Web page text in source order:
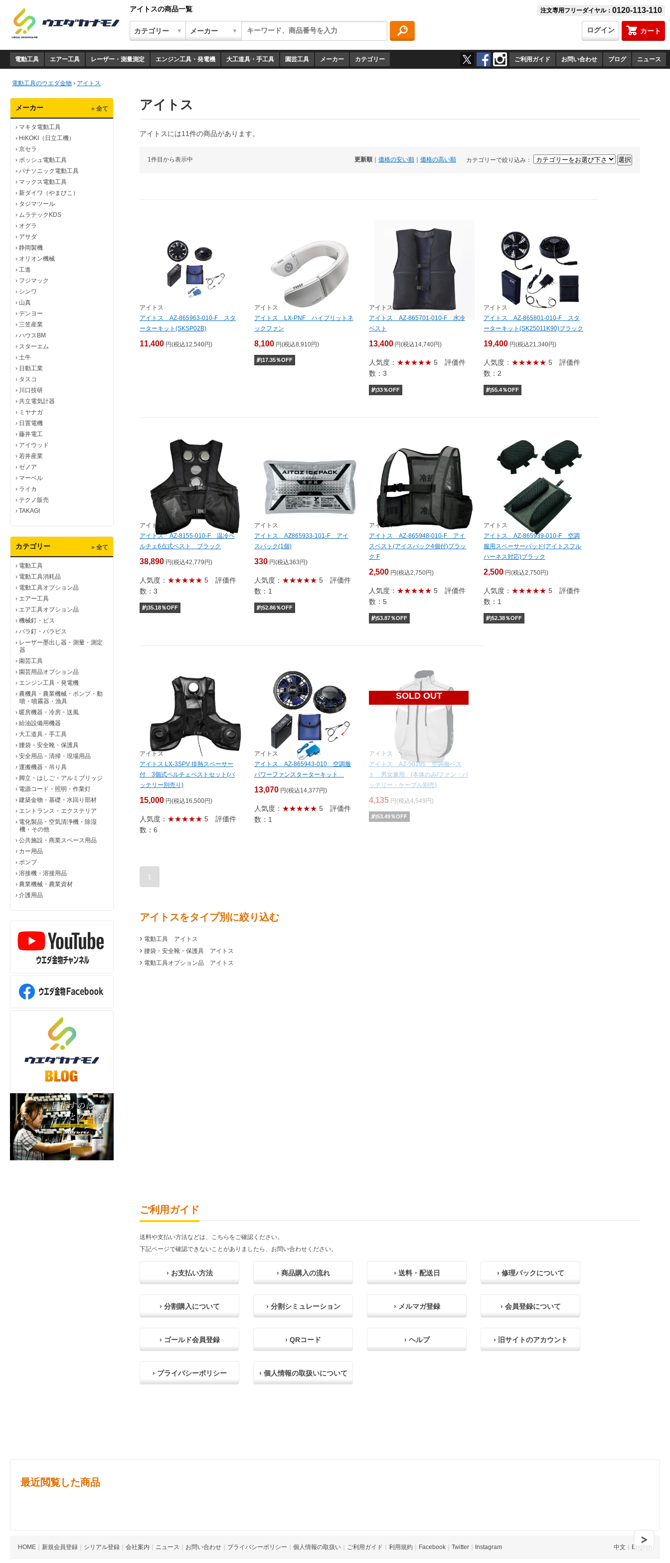
アイトスの商品一覧 注文専用フリーダイヤル： 0120-113-110
カート
ログイン
電動工具 エアー工具 レーザー・測量測定 エンジン工具・発電機 大工道具・手工具 園芸工具 メーカー カテゴリー ご利用ガイド お問い合わせ ブログ ニュース
電動工具のウエダ金物 › アイトス
メーカー » 全て
› マキタ電動工具
› HiKOKI（日立工機）
› 京セラ
› ボッシュ電動工具
› パナソニック電動工具
› マックス電動工具
› 新ダイワ（やまびこ）
› タジマツール
› ムラテックKDS
› オグラ
› アサダ
› 静岡製機
› オリオン機械
› 工進
› フジマック
› シンワ
› 山真
› デンヨー
› 三笠産業
› ハウスBM
› スターエム
› 土牛
› 日動工業
› タスコ
› 川口技研
› 共立電気計器
› ミヤナガ
› 日置電機
› 藤井電工
› アイウッド
› 若井産業
› ゼノア
› マーベル
› ライカ
› テクノ販売
› TAKAGI
カテゴリー » 全て
› 電動工具
› 電動工具消耗品
› 電動工具オプション品
› エアー工具
› エア工具オプション品
› 機械釘・ビス
› バラ釘・バラビス
› レーザー墨出し器・測量・測定
器
› 園芸工具
› 園芸用品オプション品
› エンジン工具・発電機
› 農機具・農業機械・ポンプ・動
噴・噴霧器・漁具
› 暖房機器・冷房・送風
› 給油設備用機器
› 大工道具・手工具
› 腰袋・安全靴・保護具
› 安全用品・清掃・現場用品
› 運搬機器・吊り具
› 脚立・はしご・アルミブリッジ
› 電源コード・照明・作業灯
› 建築金物・基礎・水回り部材
› エントランス・エクステリア
› 電化製品・空気清浄機・除湿
機・その他
› 公共施設・商業スペース用品
› カー用品
› ポンプ
› 溶接機・溶接用品
› 農業機械・農業資材
› 介護用品
アイトス
アイトスには11件の商品があります。
1件目から表示中 カテゴリーで絞り込み：
更新順 価格の安い順 価格の高い順
アイトス
アイトス AZ-865963-010-F スタ
ーターキット(SKSP02B)
11,400 円(税込12,540円)
アイトス
アイトス LX-PNF ハイブリットネ
ックファン
8,100 円(税込8,910円)
約17.35％OFF
アイトス
アイトス AZ-865701-010-F 水冷
ベスト
13,400 円(税込14,740円)
人気度： ★★★★★ 5 評価件
数：3
約33％OFF
アイトス
アイトス AZ-865801-010-F スタ
ーターキット(SK25011K90)ブラック
19,400 円(税込21,340円)
人気度： ★★★★★ 5 評価件
数：2
約55.4％OFF
アイトス
アイトス AZ-8155-010-F 温冷ペ
ルチェ6点式ベスト ブラック
38,890 円(税込42,779円)
人気度： ★★★★★ 5 評価件
数：3
約35.18％OFF
アイトス
アイトス AZ865933-101-F アイ
スパック(1個)
330 円(税込363円)
人気度： ★★★★★ 5 評価件
数：1
約52.86％OFF
アイトス
アイトス AZ-865948-010-F アイ
スベスト(アイスパック4個付)ブラッ
ク F
2,500 円(税込2,750円)
人気度： ★★★★★ 5 評価件
数：5
約53.87％OFF
アイトス
アイトス AZ-865939-010-F 空調
服用スペーサーパッド(アイトスフル
ハーネス対応)ブラック
2,500 円(税込2,750円)
人気度： ★★★★★ 5 評価件
数：1
約52.38％OFF
アイトス
アイトス LX-3SPV 排熱スペーサー
付 3個式ペルチェベストセット(バ
ッテリー別売り)
15,000 円(税込16,500円)
人気度： ★★★★★ 5 評価件
数：6
アイトス
アイトス AZ-865943-010 空調服
パワーファンスターターキット
13,070 円(税込14,377円)
人気度： ★★★★★ 5 評価件
数：1
SOLD OUT
アイトス
アイトス AZ-50195 空調服ベス
ト 男女兼用 (本体のみ/ファン・バ
ッテリー・ケーブル別売)
4,135 円(税込4,549円)
約53.49％OFF
1
アイトスをタイプ別に絞り込む
› 電動工具 アイトス
› 腰袋・安全靴・保護具 アイトス
› 電動工具オプション品 アイトス
ご利用ガイド
送料や支払い方法などは、こちらをご確認ください。
下記ページで確認できないことがありましたら、お問い合わせください。
› お支払い方法 › 商品購入の流れ › 送料・配送日 › 修理パックについて
› 分割購入について › 分割シミュレーション › メルマガ登録 › 会員登録について
› ゴールド会員登録 › QRコード › ヘルプ › 旧サイトのアカウント
› プライバシーポリシー › 個人情報の取扱いについて
最近閲覧した商品
HOME 新規会員登録 シリアル登録 会社案内 ニュース お問い合わせ プライバシーポリシー 個人情報の取扱い ご利用ガイド 利用規約 Facebook Twitter Instagram 中文 English